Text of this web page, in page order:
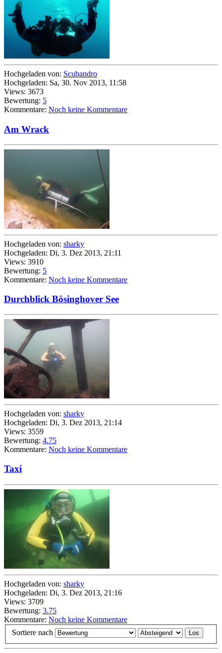
Hochgeladen von: Scubandro
Hochgeladen: Sa, 30. Nov 2013, 11:58
Views: 3673
Bewertung: 5
Kommentare: Noch keine Kommentare
Am Wrack
Hochgeladen von: sharky
Hochgeladen: Di, 3. Dez 2013, 21:11
Views: 3910
Bewertung: 5
Kommentare: Noch keine Kommentare
Durchblick Bösinghover See
Hochgeladen von: sharky
Hochgeladen: Di, 3. Dez 2013, 21:14
Views: 3559
Bewertung: 4.75
Kommentare: Noch keine Kommentare
Taxi
Hochgeladen von: sharky
Hochgeladen: Di, 3. Dez 2013, 21:16
Views: 3709
Bewertung: 3.75
Kommentare: Noch keine Kommentare
Sortiere nach